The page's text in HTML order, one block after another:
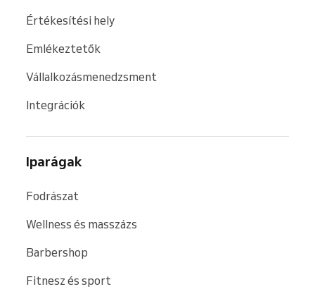
Értékesítési hely
Emlékeztetők
Vállalkozásmenedzsment
Integrációk
Iparágak
Fodrászat
Wellness és masszázs
Barbershop
Fitnesz és sport